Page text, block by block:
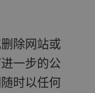
一步的公
时以任何